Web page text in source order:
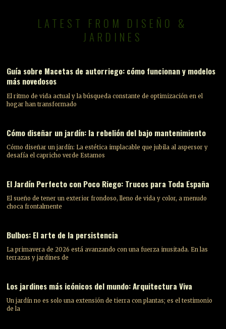
LATEST FROM DISEÑO &
JARDINES
Guía sobre Macetas de autorriego: cómo funcionan y modelos
más novedosos
El ritmo de vida actual y la búsqueda constante de optimización en el
hogar han transformado
Cómo diseñar un jardín: la rebelión del bajo mantenimiento
Cómo diseñar un jardín: La estética implacable que jubila al aspersor y
desafía el capricho verde Estamos
El Jardín Perfecto con Poco Riego: Trucos para Toda España
El sueño de tener un exterior frondoso, lleno de vida y color, a menudo
choca frontalmente
Bulbos: El arte de la persistencia
La primavera de 2026 está avanzando con una fuerza inusitada. En las
terrazas y jardines de
Los jardines más icónicos del mundo: Arquitectura Viva
Un jardín no es solo una extensión de tierra con plantas; es el testimonio
de la